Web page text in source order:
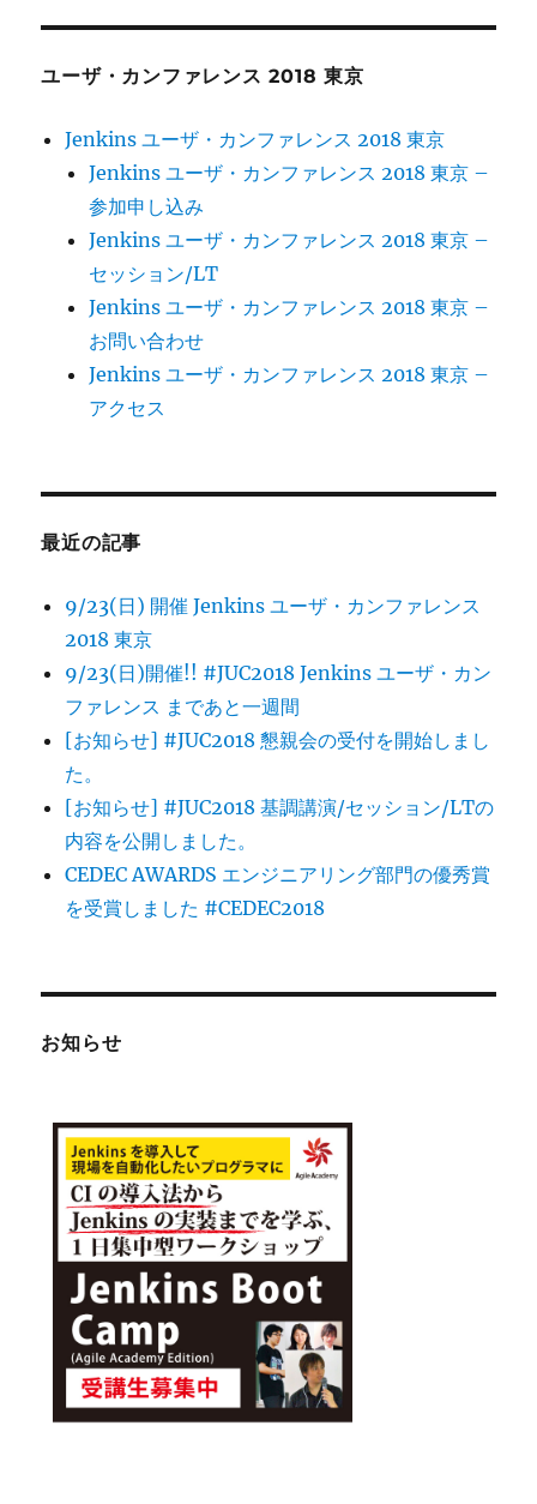
ユーザ・カンファレンス 2018 東京
Jenkins ユーザ・カンファレンス 2018 東京
Jenkins ユーザ・カンファレンス 2018 東京 –
参加申し込み
Jenkins ユーザ・カンファレンス 2018 東京 –
セッション/LT
Jenkins ユーザ・カンファレンス 2018 東京 –
お問い合わせ
Jenkins ユーザ・カンファレンス 2018 東京 –
アクセス
最近の記事
9/23(日) 開催 Jenkins ユーザ・カンファレンス
2018 東京
9/23(日)開催!! #JUC2018 Jenkins ユーザ・カン
ファレンス まであと一週間
[お知らせ] #JUC2018 懇親会の受付を開始しまし
た。
[お知らせ] #JUC2018 基調講演/セッション/LTの
内容を公開しました。
CEDEC AWARDS エンジニアリング部門の優秀賞
を受賞しました #CEDEC2018
お知らせ